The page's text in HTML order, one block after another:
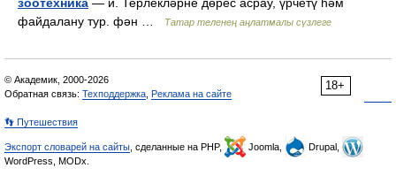
файдалану тур. фән …
Татар теленең аңлатмалы сүзлеге
18+
© Академик, 2000-2026
Обратная связь: Техподдержка Реклама на сайте
👣 Путешествия
Экспорт словарей на сайты , сделанные на PHP, Joomla,
Drupal,
WordPress, MODx.